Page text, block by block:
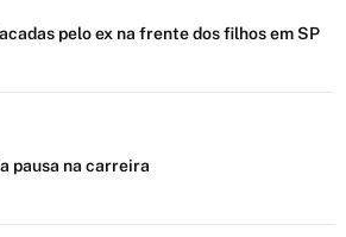
pelo ex na frente dos filhos em SP
pausa na carreira